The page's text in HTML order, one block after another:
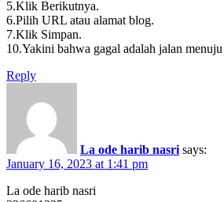
5.Klik Berikutnya.
6.Pilih URL atau alamat blog.
7.Klik Simpan.
10.Yakini bahwa gagal adalah jalan menuju
Reply
La ode harib nasri says:
January 16, 2023 at 1:41 pm
La ode harib nasri